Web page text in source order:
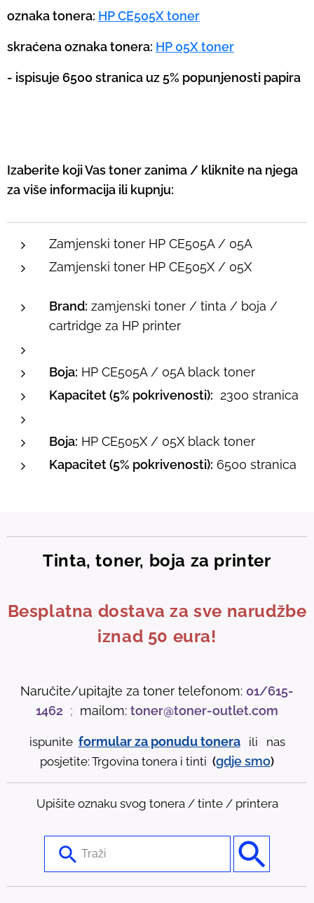
oznaka tonera: HP CE505X toner
skraćena oznaka tonera: HP 05X toner
- ispisuje 6500 stranica uz 5% popunjenosti papira
Izaberite koji Vas toner zanima / kliknite na njega
za više informacija ili kupnju:
Zamjenski toner HP CE505A / 05A
Zamjenski toner HP CE505X / 05X
Brand: zamjenski toner / tinta / boja /
cartridge za HP printer
Boja: HP CE505A / 05A black toner
Kapacitet (5% pokrivenosti): 2300 stranica
Boja: HP CE505X / 05X black toner
Kapacitet (5% pokrivenosti): 6500 stranica
Tinta, toner, boja za printer
Besplatna dostava za sve narudžbe
iznad 50 eura!
Naručite/upitajte za toner telefonom: 01/615-
1462 ; mailom: toner@toner-outlet.com
ispunite formular za ponudu tonera
ili nas
posjetite: Trgovina tonera i tinti (gdjesmo)
Upišite oznaku svog tonera / tinte / printera